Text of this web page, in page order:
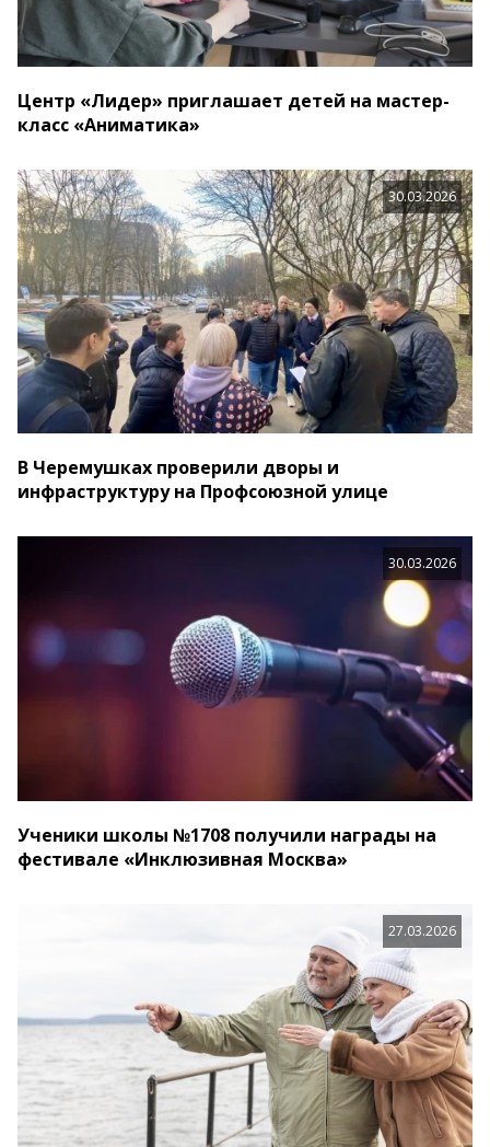
Центр «Лидер» приглашает детей на мастер-
класс «Аниматика»
30.03.2026
В Черемушках проверили дворы и
инфраструктуру на Профсоюзной улице
30.03.2026
Ученики школы №1708 получили награды на
фестивале «Инклюзивная Москва»
27.03.2026